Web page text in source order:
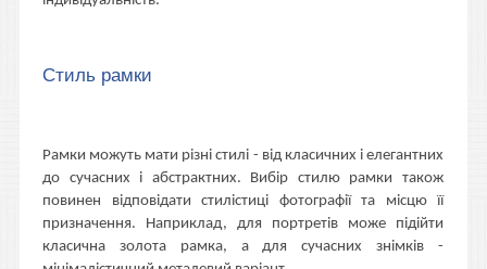
Стиль рамки
Рамки можуть мати різні стилі - від класичних і елегантних
до сучасних і абстрактних. Вибір стилю рамки також
повинен відповідати стилістиці фотографії та місцю її
призначення. Наприклад, для портретів може підійти
класична золота рамка, а для сучасних знімків -